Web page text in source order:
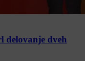
dveh